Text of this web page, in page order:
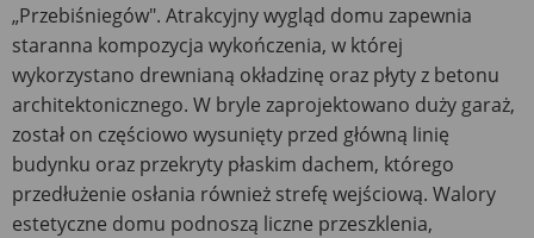
„Przebiśniegów". Atrakcyjny wygląd domu zapewnia
staranna kompozycja wykończenia, w której
wykorzystano drewnianą okładzinę oraz płyty z betonu
architektonicznego. W bryle zaprojektowano duży garaż,
został on częściowo wysunięty przed główną linię
budynku oraz przekryty płaskim dachem, którego
przedłużenie osłania również strefę wejściową. Walory
estetyczne domu podnoszą liczne przeszklenia,